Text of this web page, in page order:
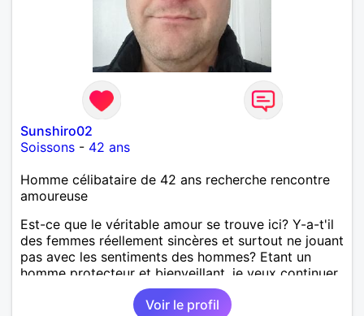
Sunshiro02
Soissons - 42 ans
Homme célibataire de 42 ans recherche rencontre
amoureuse
Est-ce que le véritable amour se trouve ici? Y-a-t'il
des femmes réellement sincères et surtout ne jouant
pas avec les sentiments des hommes? Etant un
homme protecteur et bienveillant, je veux continuer
d'y croire et pouvoir enfin former la petite famille
que je désir temps. Faux profil, profiteuse et autres
Voir le profil